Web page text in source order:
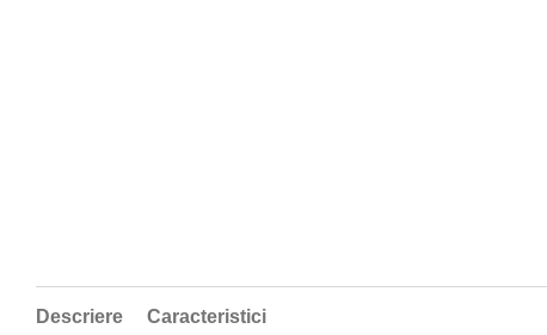
Descriere Caracteristici